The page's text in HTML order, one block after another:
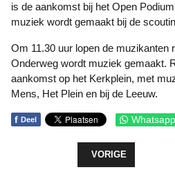
is de aankomst bij het Open
muziek wordt gemaakt bij de
Om 11.30 uur lopen de muzikanten richting het Kerkplein.
Onderweg wordt muziek gemaakt.
aankomst op het Kerkplein, met
Mens, Het Plein en bij de Leeuw.
f Deel Whatsapp
VORIG ARTIKEL:
VORIGE